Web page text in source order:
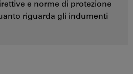
e norme di protezione
riguarda gli indumenti